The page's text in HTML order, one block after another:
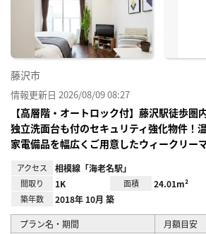
藤沢市
情報更新日 2026/08/09 08:27
【高層階・オートロック付】藤沢駅徒歩圏
独立洗面台も付のセキュリティ強化物件！
家電備品を幅広くご用意したウィークリー
アクセス 相模線「海老名駅」
間取り 1K 面積 24.01m²
築年数 2018年 10月 築
プラン名・期間 月額目安